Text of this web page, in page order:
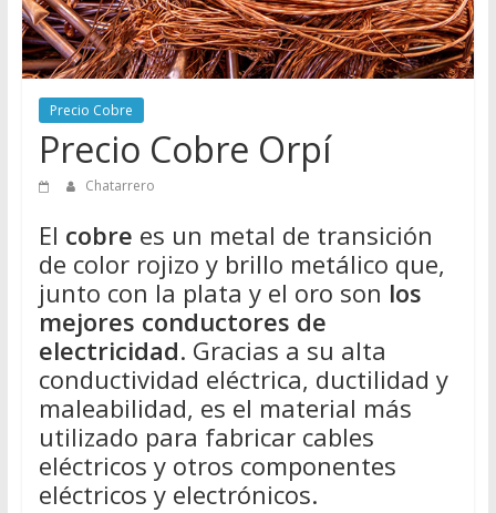
de
Chatarreros
para
vender
Chatarra
Precio Cobre
Precio Cobre Orpí
Chatarrero
El cobre es un metal de transición
de color rojizo y brillo metálico que,
junto con la plata y el oro son los
mejores conductores de
electricidad. Gracias a su alta
conductividad eléctrica, ductilidad y
maleabilidad, es el material más
utilizado para fabricar cables
eléctricos y otros componentes
eléctricos y electrónicos.